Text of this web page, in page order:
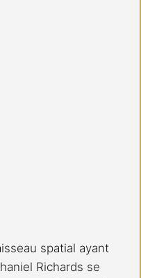
spatial ayant
Richards se